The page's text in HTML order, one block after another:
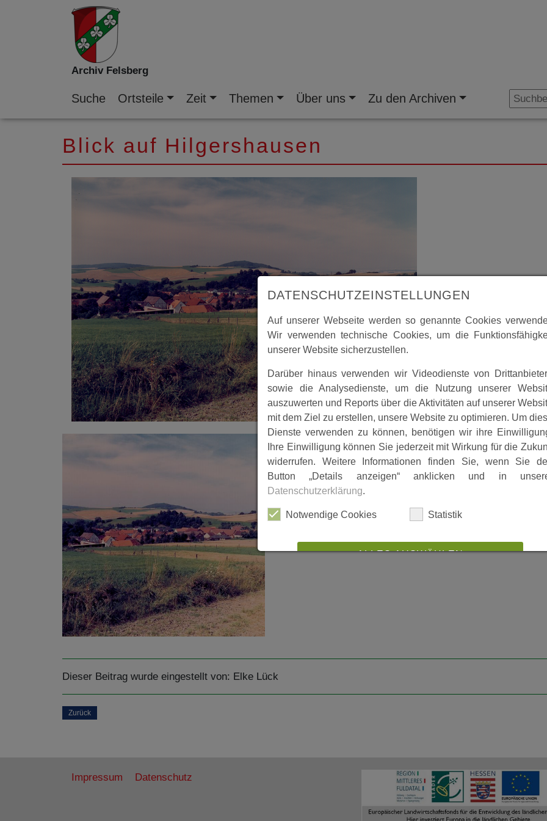
Archiv Felsberg
Suche Ortsteile Zeit Themen Über uns Zu den Archiven
Blick auf Hilgershausen
Dieser Beitrag wurde eingestellt von: Elke Lück
Zurück
Impressum Datenschutz
DATENSCHUTZEINSTELLUNGEN
Auf unserer Webseite werden so genannte Cookies
Wir verwenden technische Cookies, um die
unserer Website sicherzustellen.
Darüber hinaus verwenden wir Videodienste von
sowie die Analysedienste, um die Nutzung unserer
auszuwerten und Reports über die Aktivitäten auf unserer
mit dem Ziel zu erstellen, unsere Website zu optimieren. Um
Dienste verwenden zu können, benötigen wir ihre
Ihre Einwilligung können Sie jederzeit mit Wirkung für die
widerrufen. Weitere Informationen finden Sie, wenn Sie
Button „Details anzeigen“ anklicken und in
Datenschutzerklärung.
Notwendige Cookies Statistik
ALLES AUSWÄHLEN